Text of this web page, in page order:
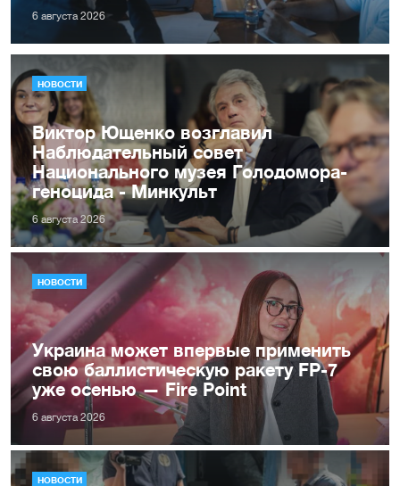
6 августа 2026
НОВОСТИ
Виктор Ющенко возглавил
Наблюдательный совет
Национального музея Голодомора-
геноцида - Минкульт
6 августа 2026
НОВОСТИ
Украина может впервые применить
свою баллистическую ракету FP-7
уже осенью — Fire Point
6 августа 2026
НОВОСТИ